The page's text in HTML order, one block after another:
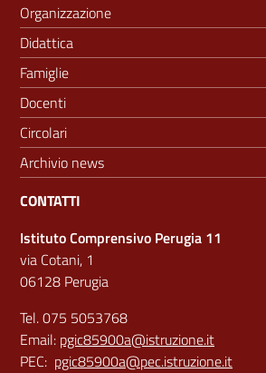
Organizzazione
Didattica
Famiglie
Docenti
Circolari
Archivio news
CONTATTI
Istituto Comprensivo Perugia 11
via Cotani, 1
06128 Perugia
Tel. 075 5053768
Email: pgic85900a@istruzione.it
PEC: pgic85900a@pec.istruzione.it